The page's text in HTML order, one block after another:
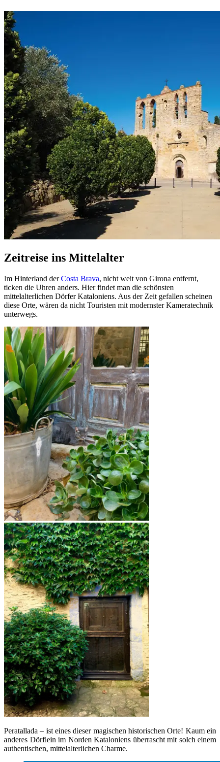
Zeitreise ins Mittelalter
Im Hinterland derCosta Brava, nicht weit von Girona entfernt,
ticken die Uhren anders. Hier findet man die schönsten
mittelalterlichen Dörfer Kataloniens. Aus der Zeit gefallen scheinen
diese Orte, wären da nicht Touristen mit modernster Kameratechnik
unterwegs.
Peratallada – ist eines dieser magischen historischen Orte! Kaum ein
anderes Dörflein im Norden Kataloniens überrascht mit solch einem
authentischen, mittelalterlichen Charme.